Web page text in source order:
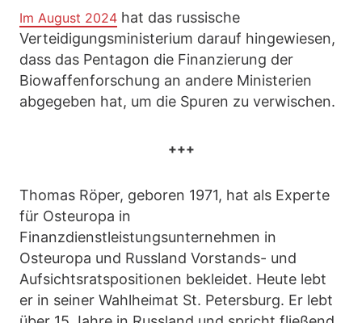
Im August 2024 hat das russische
Verteidigungsministerium darauf hingewiesen,
dass das Pentagon die Finanzierung der
Biowaffenforschung an andere Ministerien
abgegeben hat, um die Spuren zu verwischen.
+++
Thomas Röper, geboren 1971, hat als Experte
für Osteuropa in
Finanzdienstleistungsunternehmen in
Osteuropa und Russland Vorstands- und
Aufsichtsratspositionen bekleidet. Heute lebt
er in seiner Wahlheimat St. Petersburg. Er lebt